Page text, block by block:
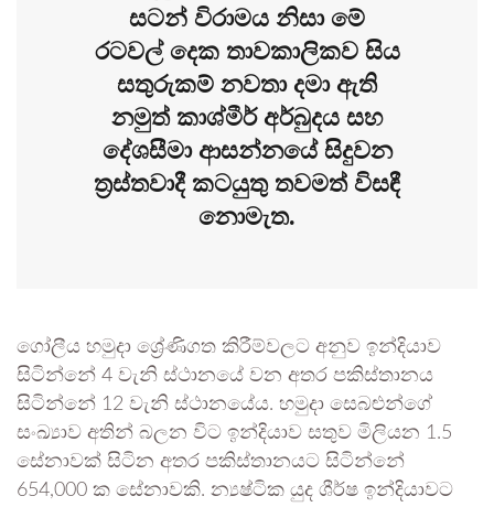
සටන් විරාමය නිසා මේ
රටවල් දෙක තාවකාලිකව සිය
සතුරුකම් නවතා දමා ඇති
නමුත් කාශ්මීර් අර්බුදය සහ
දේශසීමා ආසන්නයේ සිදුවන
ත්‍රස්තවාදී කටයුතු තවමත් විසඳී
නොමැත.
ගෝලීය හමුදා ශ්‍රේණිගත කිරීම්වලට අනුව ඉන්දියාව
සිටින්නේ 4 වැනි ස්ථානයේ වන අතර පකිස්තානය
සිටින්නේ 12 වැනි ස්ථානයේය. හමුදා සෙබළුන්ගේ
සංඛ්‍යාව අතින් බලන විට ඉන්දියාව සතුව මිලියන 1.5
සේනාවක් සිටින අතර පකිස්තානයට සිටින්නේ
654,000 ක සේනාවකි. න්‍යෂ්ටික යුද ශීර්ෂ ඉන්දියාවට